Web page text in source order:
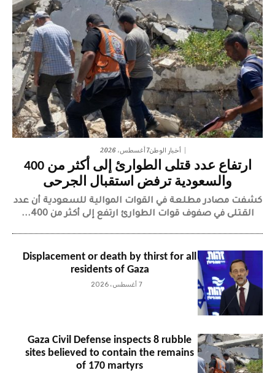
أخبار الوطن7 أغسطس، 2026
ارتفاع عدد قتلى الطوارئ إلى أكثر من 400
والسعودية ترفض استقبال الجرحى
كشفت مصادر مطلعة في القوات الموالية للسعودية أن عدد
القتلى في صفوف قوات الطوارئ ارتفع إلى أكثر من 400...
Displacement or death by thirst for all
residents of Gaza
7 أغسطس، 2026
Gaza Civil Defense inspects 8 rubble
sites believed to contain the remains
of 170 martyrs